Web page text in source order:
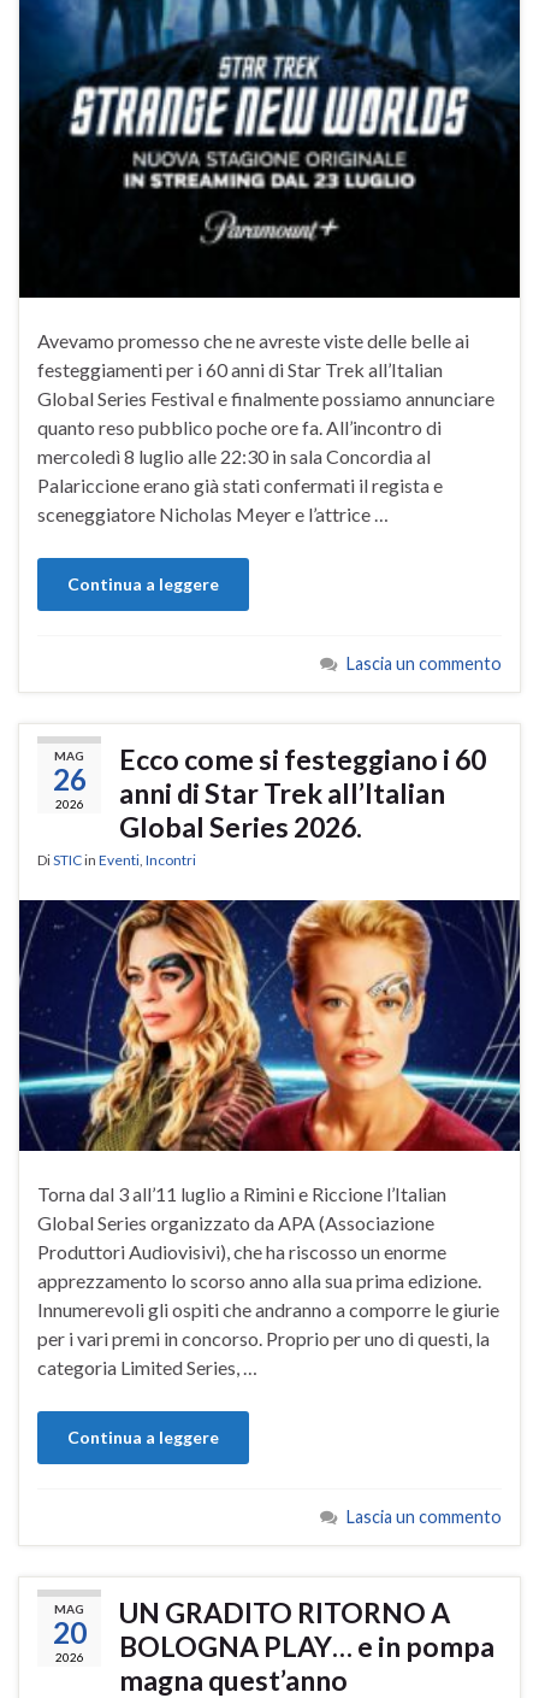
Avevamo promesso che ne avreste viste delle belle ai
festeggiamenti per i 60 anni di Star Trek all’Italian
Global Series Festival e finalmente possiamo annunciare
quanto reso pubblico poche ore fa. All’incontro di
mercoledì 8 luglio alle 22:30 in sala Concordia al
Palariccione erano già stati confermati il regista e
sceneggiatore Nicholas Meyer e l’attrice …
Continua a leggere
Lascia un commento
MAG
26
2026
Ecco come si festeggiano i 60
anni di Star Trek all’Italian
Global Series 2026.
DiSTICin Eventi Incontri
Torna dal 3 all’11 luglio a Rimini e Riccione l’Italian
Global Series organizzato da APA (Associazione
Produttori Audiovisivi), che ha riscosso un enorme
apprezzamento lo scorso anno alla sua prima edizione.
Innumerevoli gli ospiti che andranno a comporre le giurie
per i vari premi in concorso. Proprio per uno di questi, la
categoria Limited Series, …
Continua a leggere
Lascia un commento
MAG
20
2026
UN GRADITO RITORNO A
BOLOGNA PLAY… e in pompa
magna quest’anno